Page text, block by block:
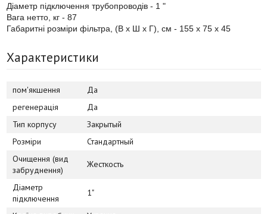
Діаметр підключення трубопроводів - 1 "
Вага нетто, кг - 87
Габаритні розміри фільтра, (В х Ш х Г), см - 155 х 75 х 45
Характеристики
пом'якшення
Да
регенерація
Да
Тип корпусу
Закрытый
Розміри
Стандартный
Очищення (вид
забруднення)
Жесткость
Діаметр
підключення
1"